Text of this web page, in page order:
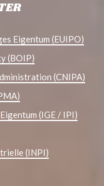
Eigentum (EUIPO)
(BOIP)
(CNIPA)
(IGE / IPI)
(INPI)